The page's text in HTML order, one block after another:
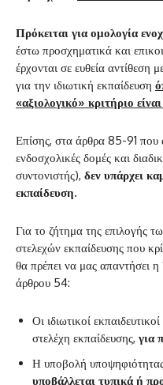
Πρόκειται για ομολογία
έστω προσχηματικά και
έρχονται σε ευθεία
για την ιδιωτική εκπαίδευση
«αξιολογικό» κριτήριο
Επίσης, στα άρθρα 85-91 που
ενδοσχολικές δομές και
συντονιστής), δεν υπάρχει
εκπαίδευση.
Για το ζήτημα της επιλογής
στελεχών εκπαίδευσης που
θα πρέπει να μας απαντήσει
άρθρου 54:
Οι ιδιωτικοί
στελέχη εκπαίδευσης, για
Η υποβολή
υποβάλλεται τυπικά ή